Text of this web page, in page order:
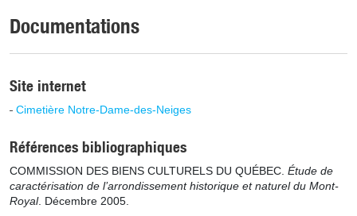
Documentations
Site internet
Cimetière Notre-Dame-des-Neiges
Références bibliographiques
COMMISSION DES BIENS CULTURELS DU QUÉBEC. Étude de
caractérisation de l’arrondissement historique et naturel du Mont-
Royal. Décembre 2005.